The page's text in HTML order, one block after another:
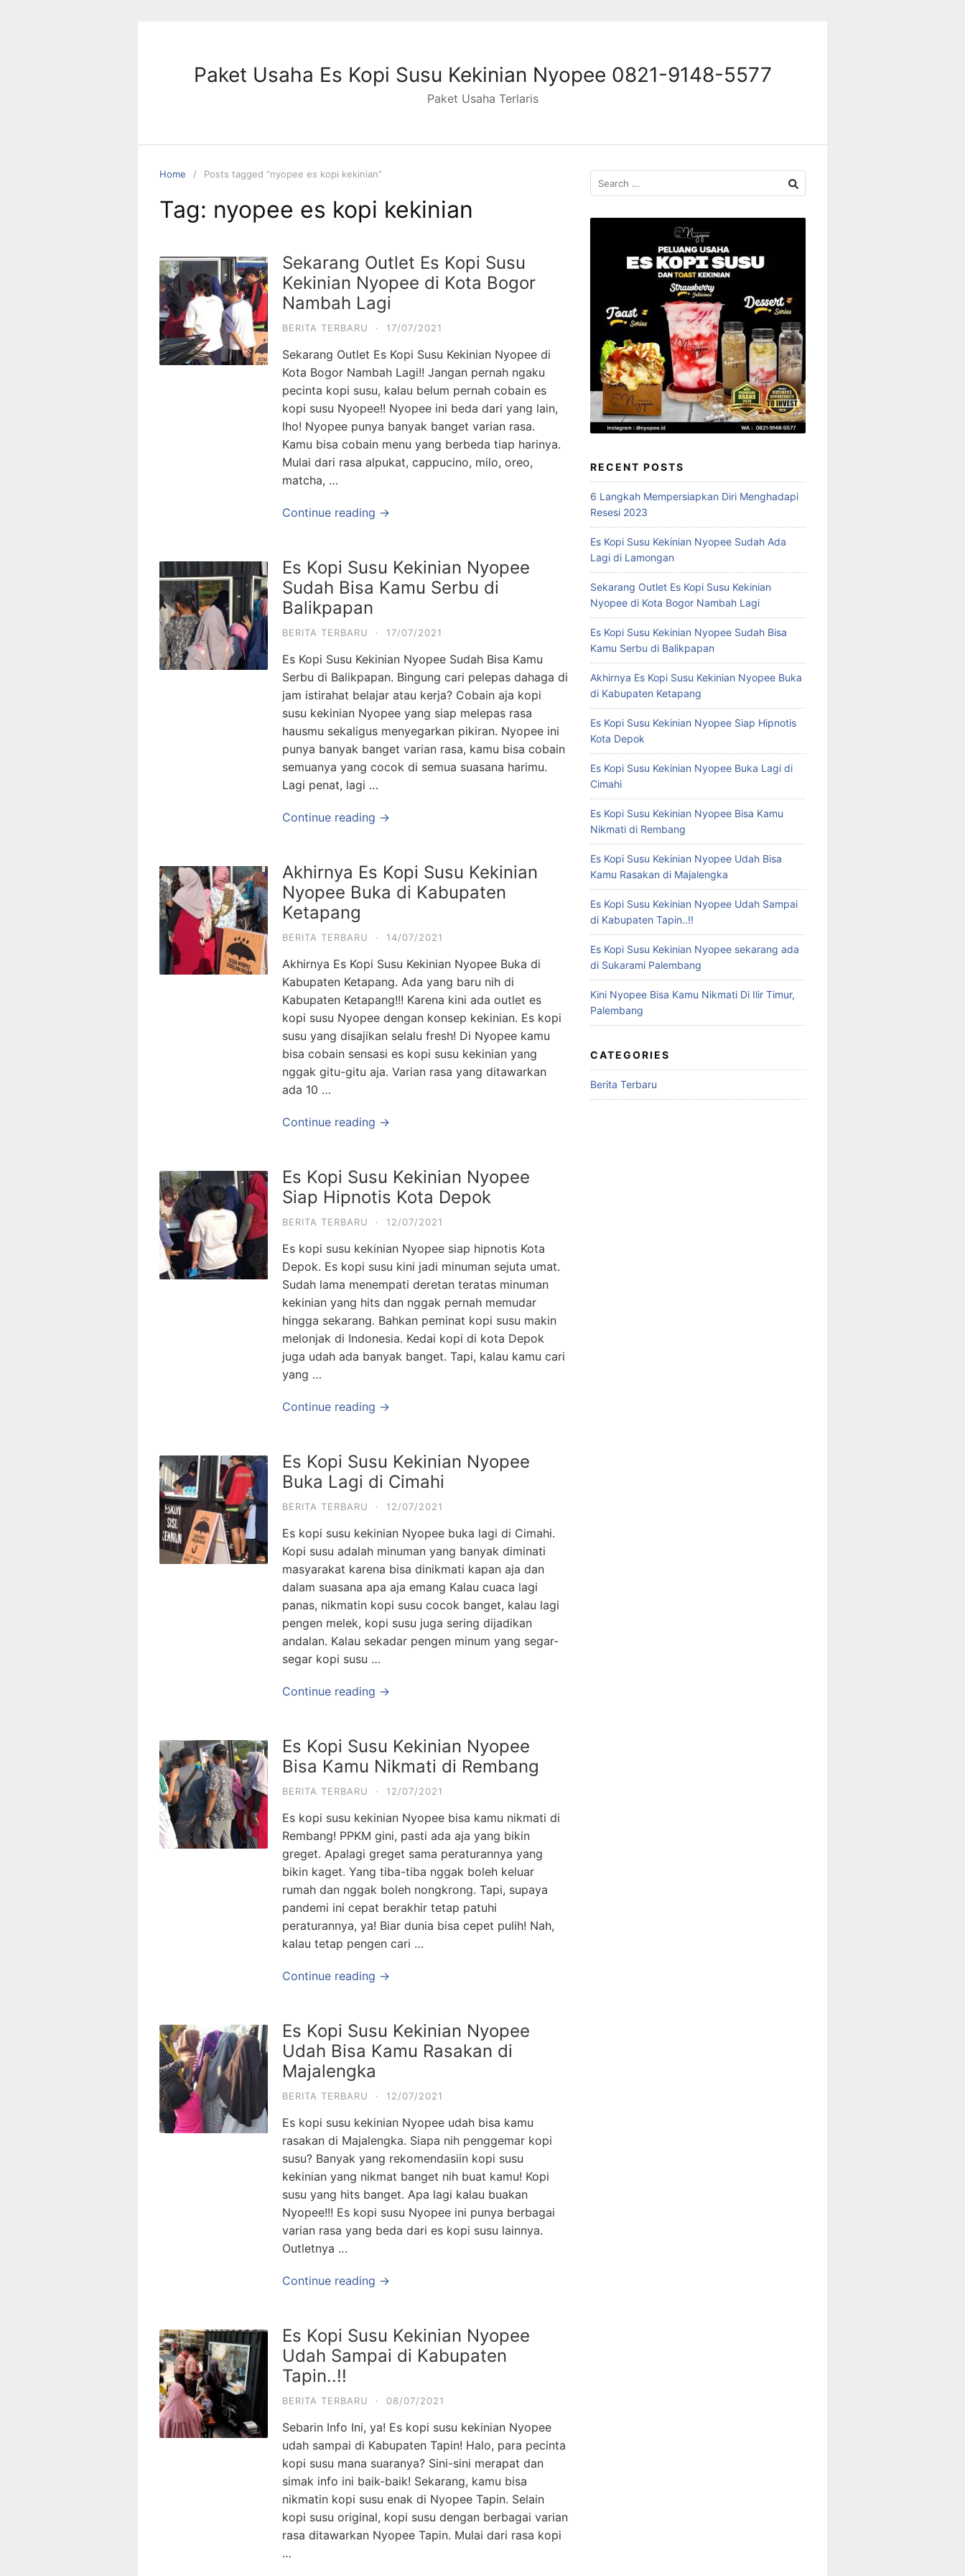
Paket Usaha Es Kopi Susu Kekinian Nyopee 0821-9148-5577
Paket Usaha Terlaris
Home Posts tagged “nyopee es kopi kekinian”
Tag: nyopee es kopi kekinian
Sekarang Outlet Es Kopi Susu
Kekinian Nyopee di Kota Bogor
Nambah Lagi
BERITA TERBARU · 17/07/2021
Sekarang Outlet Es Kopi Susu Kekinian Nyopee di
Kota Bogor Nambah Lagi!! Jangan pernah ngaku
pecinta kopi susu, kalau belum pernah cobain es
kopi susu Nyopee!! Nyopee ini beda dari yang lain,
lho! Nyopee punya banyak banget varian rasa.
Kamu bisa cobain menu yang berbeda tiap harinya.
Mulai dari rasa alpukat, cappucino, milo, oreo,
matcha, …
Continue reading →
Es Kopi Susu Kekinian Nyopee
Sudah Bisa Kamu Serbu di
Balikpapan
BERITA TERBARU · 17/07/2021
Es Kopi Susu Kekinian Nyopee Sudah Bisa Kamu
Serbu di Balikpapan. Bingung cari pelepas dahaga di
jam istirahat belajar atau kerja? Cobain aja kopi
susu kekinian Nyopee yang siap melepas rasa
hausmu sekaligus menyegarkan pikiran. Nyopee ini
punya banyak banget varian rasa, kamu bisa cobain
semuanya yang cocok di semua suasana harimu.
Lagi penat, lagi …
Continue reading →
Akhirnya Es Kopi Susu Kekinian
Nyopee Buka di Kabupaten
Ketapang
BERITA TERBARU · 14/07/2021
Akhirnya Es Kopi Susu Kekinian Nyopee Buka di
Kabupaten Ketapang. Ada yang baru nih di
Kabupaten Ketapang!!! Karena kini ada outlet es
kopi susu Nyopee dengan konsep kekinian. Es kopi
susu yang disajikan selalu fresh! Di Nyopee kamu
bisa cobain sensasi es kopi susu kekinian yang
nggak gitu-gitu aja. Varian rasa yang ditawarkan
ada 10 …
Continue reading →
Es Kopi Susu Kekinian Nyopee
Siap Hipnotis Kota Depok
BERITA TERBARU · 12/07/2021
Es kopi susu kekinian Nyopee siap hipnotis Kota
Depok. Es kopi susu kini jadi minuman sejuta umat.
Sudah lama menempati deretan teratas minuman
kekinian yang hits dan nggak pernah memudar
hingga sekarang. Bahkan peminat kopi susu makin
melonjak di Indonesia. Kedai kopi di kota Depok
juga udah ada banyak banget. Tapi, kalau kamu cari
yang …
Continue reading →
Es Kopi Susu Kekinian Nyopee
Buka Lagi di Cimahi
BERITA TERBARU · 12/07/2021
Es kopi susu kekinian Nyopee buka lagi di Cimahi.
Kopi susu adalah minuman yang banyak diminati
masyarakat karena bisa dinikmati kapan aja dan
dalam suasana apa aja emang Kalau cuaca lagi
panas, nikmatin kopi susu cocok banget, kalau lagi
pengen melek, kopi susu juga sering dijadikan
andalan. Kalau sekadar pengen minum yang segar-
segar kopi susu …
Continue reading →
Es Kopi Susu Kekinian Nyopee
Bisa Kamu Nikmati di Rembang
BERITA TERBARU · 12/07/2021
Es kopi susu kekinian Nyopee bisa kamu nikmati di
Rembang! PPKM gini, pasti ada aja yang bikin
greget. Apalagi greget sama peraturannya yang
bikin kaget. Yang tiba-tiba nggak boleh keluar
rumah dan nggak boleh nongkrong. Tapi, supaya
pandemi ini cepat berakhir tetap patuhi
peraturannya, ya! Biar dunia bisa cepet pulih! Nah,
kalau tetap pengen cari …
Continue reading →
Es Kopi Susu Kekinian Nyopee
Udah Bisa Kamu Rasakan di
Majalengka
BERITA TERBARU · 12/07/2021
Es kopi susu kekinian Nyopee udah bisa kamu
rasakan di Majalengka. Siapa nih penggemar kopi
susu? Banyak yang rekomendasiin kopi susu
kekinian yang nikmat banget nih buat kamu! Kopi
susu yang hits banget. Apa lagi kalau buakan
Nyopee!!! Es kopi susu Nyopee ini punya berbagai
varian rasa yang beda dari es kopi susu lainnya.
Outletnya …
Continue reading →
Es Kopi Susu Kekinian Nyopee
Udah Sampai di Kabupaten
Tapin..!!
BERITA TERBARU · 08/07/2021
Sebarin Info Ini, ya! Es kopi susu kekinian Nyopee
udah sampai di Kabupaten Tapin! Halo, para pecinta
kopi susu mana suaranya? Sini-sini merapat dan
simak info ini baik-baik! Sekarang, kamu bisa
nikmatin kopi susu enak di Nyopee Tapin. Selain
kopi susu original, kopi susu dengan berbagai varian
rasa ditawarkan Nyopee Tapin. Mulai dari rasa kopi
…
Search
for:
RECENT POSTS
6 Langkah Mempersiapkan Diri Menghadapi
Resesi 2023
Es Kopi Susu Kekinian Nyopee Sudah Ada
Lagi di Lamongan
Sekarang Outlet Es Kopi Susu Kekinian
Nyopee di Kota Bogor Nambah Lagi
Es Kopi Susu Kekinian Nyopee Sudah Bisa
Kamu Serbu di Balikpapan
Akhirnya Es Kopi Susu Kekinian Nyopee Buka
di Kabupaten Ketapang
Es Kopi Susu Kekinian Nyopee Siap Hipnotis
Kota Depok
Es Kopi Susu Kekinian Nyopee Buka Lagi di
Cimahi
Es Kopi Susu Kekinian Nyopee Bisa Kamu
Nikmati di Rembang
Es Kopi Susu Kekinian Nyopee Udah Bisa
Kamu Rasakan di Majalengka
Es Kopi Susu Kekinian Nyopee Udah Sampai
di Kabupaten Tapin..!!
Es Kopi Susu Kekinian Nyopee sekarang ada
di Sukarami Palembang
Kini Nyopee Bisa Kamu Nikmati Di Ilir Timur,
Palembang
CATEGORIES
Berita Terbaru